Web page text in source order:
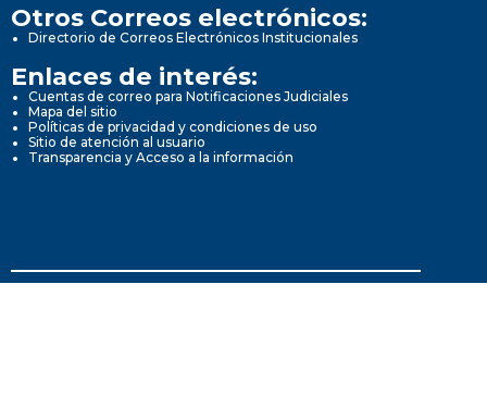
Otros Correos electrónicos:
Directorio de Correos Electrónicos Institucionales
Enlaces de interés:
Cuentas de correo para Notificaciones Judiciales
Mapa del sitio
Políticas de privacidad y condiciones de uso
Sitio de atención al usuario
Transparencia y Acceso a la información